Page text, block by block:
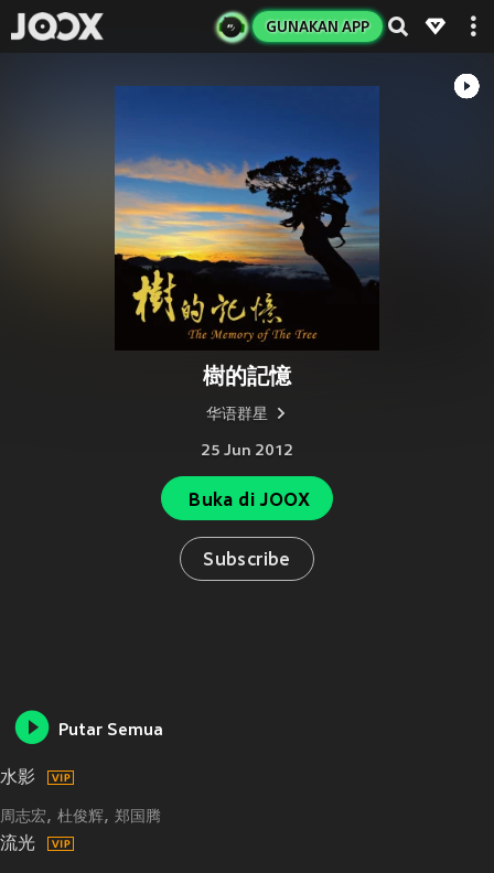
GUNAKAN APP
樹的記憶
华语群星
25 Jun 2012
Buka di JOOX
Subscribe
Putar Semua
水影
周志宏 杜俊辉 郑国腾
流光